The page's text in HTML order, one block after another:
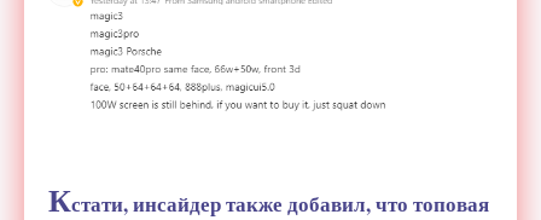
Кстати, инсайдер также добавил, что топовая